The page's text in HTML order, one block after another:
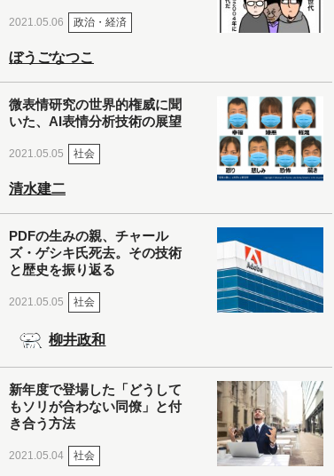
2021.05.06 政治・経済
ぼうごなつこ
微表情研究の世界的権威に聞
いた、AI表情分析技術の展望
2021.05.05 社会
清水建二
PDFの生みの親、チャール
ズ・ゲシキ氏死去。その技術
と歴史を振り返る
2021.05.05 社会
柳井政和
新年度で登場した「どうして
もソリが合わない同僚」と付
き合う方法
2021.05.04 社会